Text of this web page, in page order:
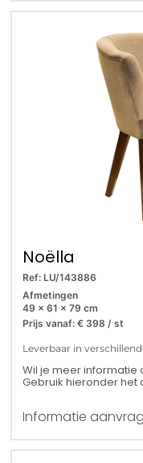
Noëlla
Ref: LU/143886
Afmetingen
49 x 61 x 79 cm
Prijs vanaf: € 398 / st
Leverbaar in
Wil je meer informatie
Gebruik hieronder het
Informatie